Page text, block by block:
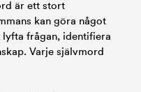
är ett stort
kan göra något
frågan, identifiera
Varje självmord